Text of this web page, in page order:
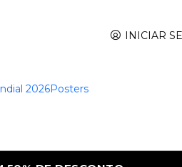
INICIAR
2026Posters